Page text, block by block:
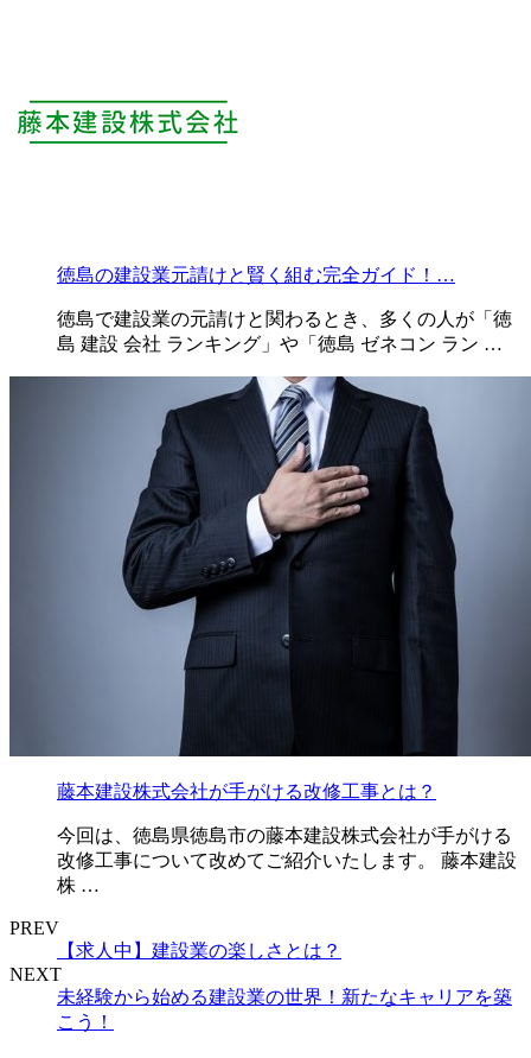
徳島の建設業元請けと賢く組む完全ガイド！…
徳島で建設業の元請けと関わるとき、多くの人が「徳
島 建設 会社 ランキング」や「徳島 ゼネコン ラン …
藤本建設株式会社が手がける改修工事とは？
今回は、徳島県徳島市の藤本建設株式会社が手がける
改修工事について改めてご紹介いたします。 藤本建設
株 …
PREV
【求人中】建設業の楽しさとは？
NEXT
未経験から始める建設業の世界！新たなキャリアを築
こう！